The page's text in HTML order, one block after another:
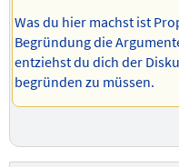
Was du hier machst ist
Begründung die
entziehst du dich der
begründen zu müssen.